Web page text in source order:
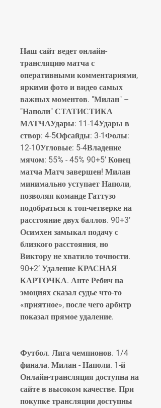
Наш сайт ведет онлайн-
трансляцию матча с
оперативными комментариями,
яркими фото и видео самых
важных моментов. "Милан" –
"Наполи" СТАТИСТИКА
МАТЧАУдары: 11-14Удары в
створ: 4-5Офсайды: 3-1Фолы:
12-10Угловые: 5-4Владение
мячом: 55% - 45% 90+5’ Конец
матча Матч завершен! Милан
минимально уступает Наполи,
позволяя команде Гаттузо
подобраться к топ-четверке на
расстояние двух баллов. 90+3’
Осимхен замыкал подачу с
близкого расстояния, но
Виктору не хватило точности.
90+2’ Удаление КРАСНАЯ
КАРТОЧКА. Анте Ребич на
эмоциях сказал судье что-то
«приятное», после чего арбитр
показал прямое удаление.
Футбол. Лига чемпионов. 1/4
финала. Милан - Наполи. 1-й
Онлайн-трансляция доступна на
сайте в высоком качестве. При
покупке трансляции доступны